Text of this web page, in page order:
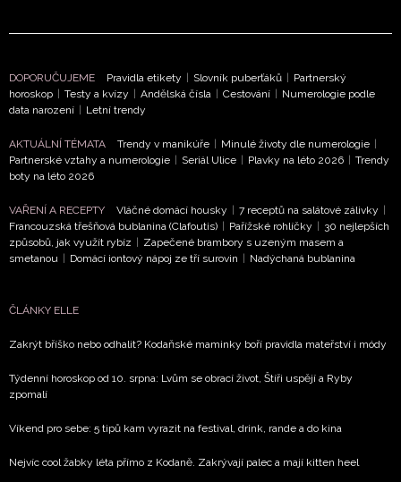
DOPORUČUJEME Pravidla etikety Slovník puberťáků
Partnerský
horoskop
Testy a kvízy Andělská čísla Cestování
Numerologie podle
data narození
Letní trendy
AKTUÁLNÍ TÉMATA Trendy v manikúře Minulé životy dle numerologie
Partnerské vztahy a numerologie
Seriál Ulice Plavky na léto 2026
Trendy
boty na léto 2026
VAŘENÍ A RECEPTY Vláčné domácí housky 7 receptů na salátové zálivky
Francouzská třešňová bublanina (Clafoutis)
Pařížské rohlíčky
30 nejlepších
způsobů, jak využít rybíz
Zapečené brambory s uzeným masem a
smetanou
Domácí iontový nápoj ze tří surovin Nadýchaná bublanina
ČLÁNKY ELLE
Zakrýt bříško nebo odhalit? Kodaňské maminky boří pravidla mateřství i módy
Týdenní horoskop od 10. srpna: Lvům se obrací život, Štíři uspějí a Ryby
zpomalí
Víkend pro sebe: 5 tipů kam vyrazit na festival, drink, rande a do kina
Nejvíc cool žabky léta přímo z Kodaně. Zakrývají palec a mají kitten heel